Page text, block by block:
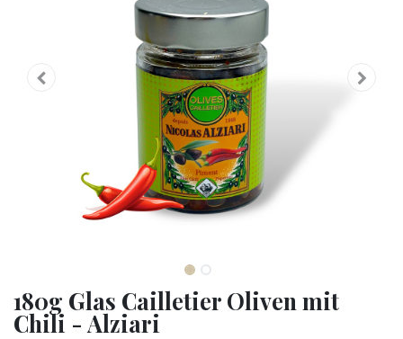
180g Glas Cailletier Oliven mit
Chili - Alziari